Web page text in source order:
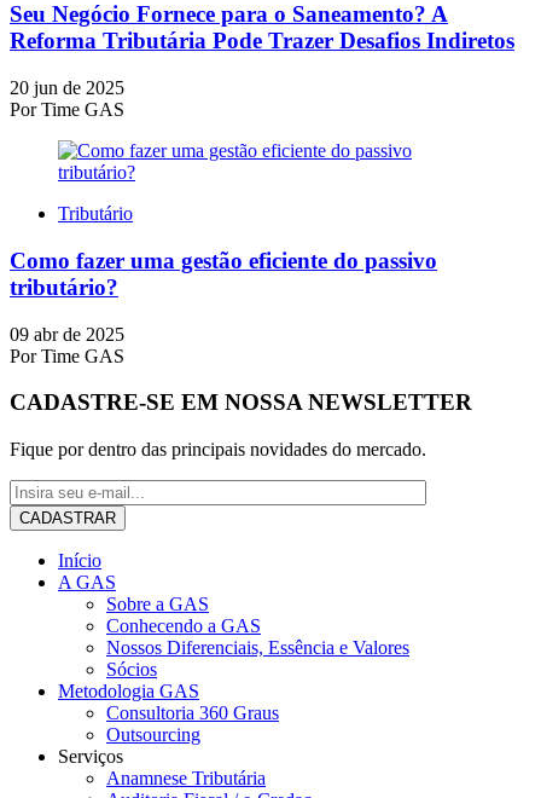
Seu Negócio Fornece para o Saneamento? A
Reforma Tributária Pode Trazer Desafios Indiretos
20 jun de 2025
PorTime GAS
Tributário
Como fazer uma gestão eficiente do passivo
tributário?
09 abr de 2025
PorTime GAS
CADASTRE-SE EM NOSSA NEWSLETTER
Fique por dentro das principais novidades do mercado.
Início
A GAS
Sobre a GAS
Conhecendo a GAS
Nossos Diferenciais, Essência e Valores
Sócios
Metodologia GAS
Consultoria 360 Graus
Outsourcing
Serviços
Anamnese Tributária